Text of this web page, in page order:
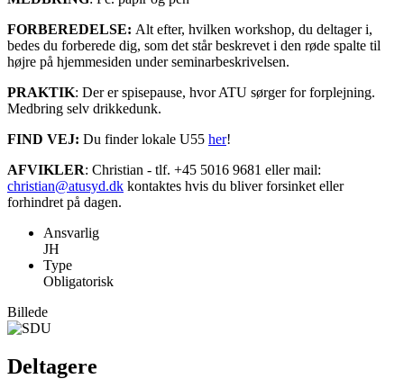
FORBEREDELSE: Alt efter, hvilken workshop, du deltager i,
bedes du forberede dig, som det står beskrevet i den røde spalte til
højre på hjemmesiden under seminarbeskrivelsen.
PRAKTIK: Der er spisepause, hvor ATU sørger for forplejning.
Medbring selv drikkedunk.
FIND VEJ: Du finder lokale U55 her!
AFVIKLER: Christian - tlf. +45 5016 9681 eller mail:
christian@atusyd.dk kontaktes hvis du bliver forsinket eller
forhindret på dagen.
Ansvarlig
JH
Type
Obligatorisk
Billede
Deltagere